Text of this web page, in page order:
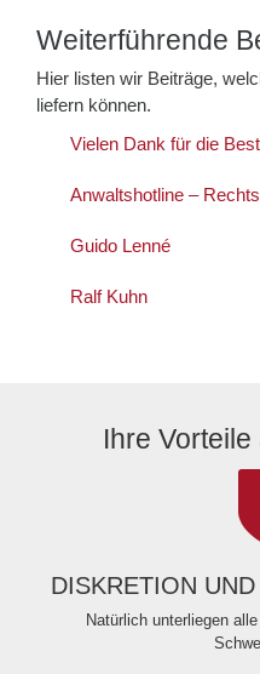
Weiterführende
Hier listen wir Beiträge,
liefern können.
Vielen Dank für die
Anwaltshotline –
Guido Lenné
Ralf Kuhn
Ihre
DISKRETION
Natürlich unterliegen